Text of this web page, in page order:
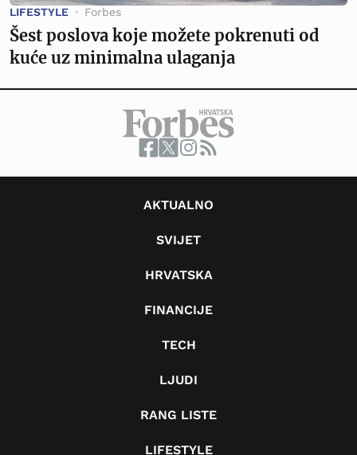
LIFESTYLE Forbes
Šest poslova koje možete pokrenuti od
kuće uz minimalna ulaganja
AKTUALNO
SVIJET
HRVATSKA
FINANCIJE
TECH
LJUDI
RANG LISTE
LIFESTYLE